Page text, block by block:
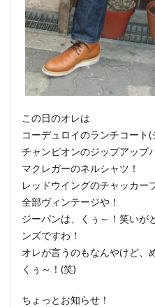
この日のオレは
コーデュロイのランチコート
チャンピオンのジップアップ
マクレガーのネルシャツ！
レッドウイングのチャッカー
全部ヴィンテージや！
ジーパンは、くぅ～！笑いが
ンズですわ！
オレが言うのもなんやけど、
くぅ～！(笑)
ちょっとお知らせ！